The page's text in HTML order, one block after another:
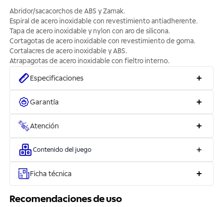
Abridor/sacacorchos de ABS y Zamak.
Espiral de acero inoxidable con revestimiento antiadherente.
Tapa de acero inoxidable y nylon con aro de silicona.
Cortagotas de acero inoxidable con revestimiento de goma.
Cortalacres de acero inoxidable y ABS.
Atrapagotas de acero inoxidable con fieltro interno.
Especificaciones
Garantía
Atención
Contenido del juego
Ficha técnica
Recomendaciones de uso